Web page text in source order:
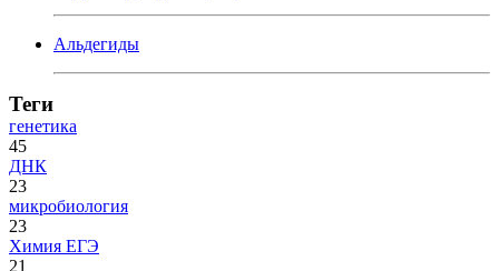
Альдегиды
Теги
генетика
45
ДНК
23
микробиология
23
Химия ЕГЭ
21